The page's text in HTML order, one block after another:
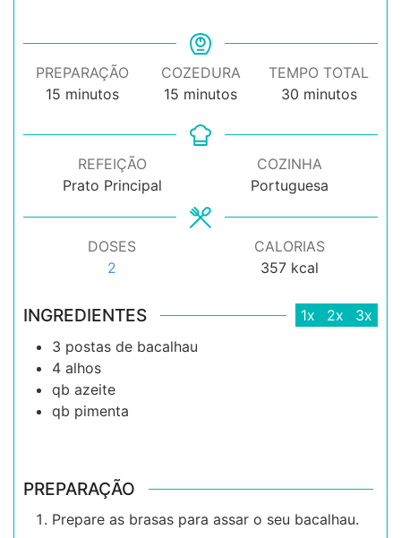
PREPARAÇÃO
15 minutos
minutos
COZEDURA
15 minutos
minutos
TEMPO TOTAL
30minutos
minutos
REFEIÇÃO
Prato Principal
COZINHA
Portuguesa
DOSES
2
CALORIAS
357 kcal
INGREDIENTES 1x 2x
3x
3 postas de bacalhau
4 alhos
qb azeite
qb pimenta
PREPARAÇÃO
Prepare as brasas para assar o seu bacalhau.